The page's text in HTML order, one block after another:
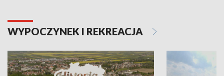
WYPOCZYNEK I REKREACJA